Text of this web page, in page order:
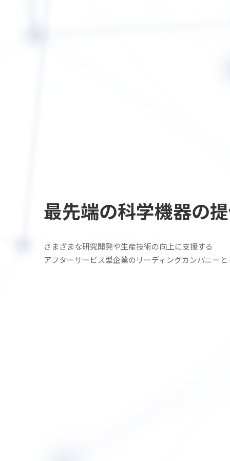
最先端の科学機器の
さまざまな研究開発や生産技術の向上に支援する
アフターサービス型企業の リーディングカンパニー